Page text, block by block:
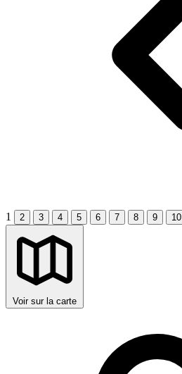
1 2 3 4 5 6 7 8 9 10
Voir sur la carte